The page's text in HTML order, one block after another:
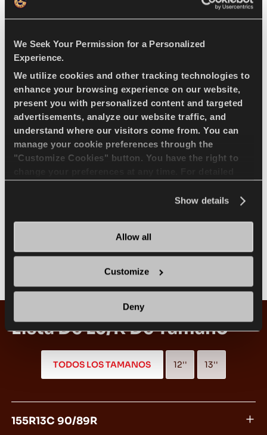
We Seek Your Permission for a Personalized
Experience.
We utilize cookies and other tracking technologies to
enhance your browsing experience on our website,
present you with personalized content and targeted
advertisements, analyze our website traffic, and
understand where our visitors come from. You can
manage your cookie preferences through the
"Customize Cookies" button. You have the right to
Show details
Allow all
Customize
Deny
Estabilidad y control
superior
Las pequeñas ranuras en dirección radial
que se encuentran en los hombros
proporcionan una conducción
conveniente para carreteras duras y con
amplias curvas. El diseño avanzado de la
región del talón proporciona una
conducción segura y una estabilidad
superior lateral. La capa de impacto de
acero incrementa el control.
Lista De Lc/r De Tamaño
TODOS LOS TAMANOS 12'' 13''
155R13C 90/89R